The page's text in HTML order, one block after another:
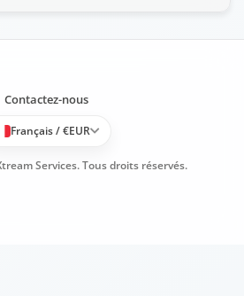
Contactez-nous
Français / €EUR
Services. Tous droits réservés.